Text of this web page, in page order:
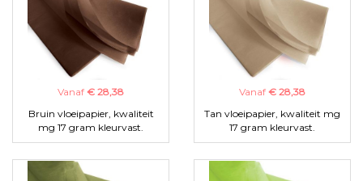
Vanaf € 28,38
Bruin vloeipapier, kwaliteit
mg 17 gram kleurvast.
Vanaf € 28,38
Tan vloeipapier, kwaliteit mg
17 gram kleurvast.